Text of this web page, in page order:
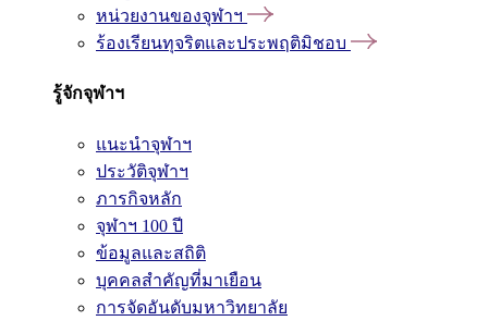
หน่วยงานของจุฬาฯ
ร้องเรียนทุจริตและประพฤติมิชอบ
รู้จักจุฬาฯ
แนะนำจุฬาฯ
ประวัติจุฬาฯ
ภารกิจหลัก
จุฬาฯ 100 ปี
ข้อมูลและสถิติ
บุคคลสำคัญที่มาเยือน
การจัดอันดับมหาวิทยาลัย